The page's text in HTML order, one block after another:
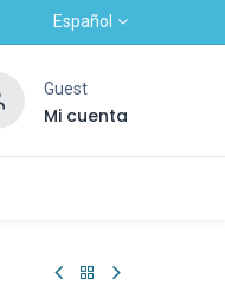
Español
Guest
Mi cuenta